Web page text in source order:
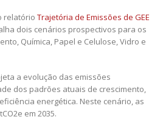
relatório Trajetória de Emissões de GEE
dois cenários prospectivos para os
Química, Papel e Celulose, Vidro e
a evolução das emissões
dos padrões atuais de crescimento,
energética. Neste cenário, as
em 2035.